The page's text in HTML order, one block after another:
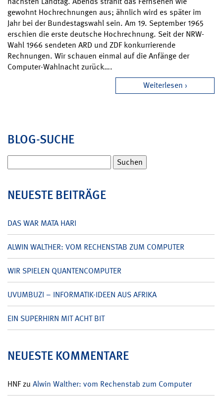
gewohnt Hochrechnungen aus; ähnlich wird es später im
Jahr bei der Bundestagswahl sein. Am 19. September 1965
erschien die erste deutsche Hochrechnung. Seit der NRW-
Wahl 1966 sendeten ARD und ZDF konkurrierende
Rechnungen. Wir schauen einmal auf die Anfänge der
Computer-Wahlnacht zurück….
Weiterlesen
BLOG-SUCHE
nach:
NEUESTE BEITRÄGE
DAS WAR MATA HARI
ALWIN WALTHER: VOM RECHENSTAB ZUM COMPUTER
WIR SPIELEN QUANTENCOMPUTER
UVUMBUZI – INFORMATIK-IDEEN AUS AFRIKA
EIN SUPERHIRN MIT ACHT BIT
NEUESTE KOMMENTARE
HNFzu Alwin Walther: vom Rechenstab zum Computer